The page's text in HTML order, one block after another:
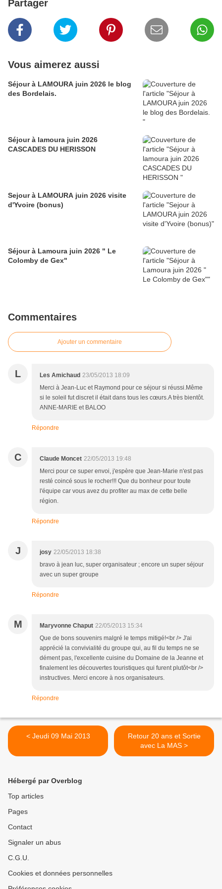
Partager
Vous aimerez aussi
Séjour à LAMOURA juin 2026 le blog
des Bordelais.
Séjour à lamoura juin 2026
CASCADES DU HERISSON
Sejour à LAMOURA juin 2026 visite
d'Yvoire (bonus)
Séjour à Lamoura juin 2026 " Le
Colomby de Gex"
Commentaires
Ajouter un commentaire
L Les Amichaud 23/05/2013 18:09
Merci à Jean-Luc et Raymond pour ce séjour si réussi.Même
si le soleil fut discret il était dans tous les cœurs.A très bientôt.
ANNE-MARIE et BALOO
Répondre
C Claude Moncet 22/05/2013 19:48
Merci pour ce super envoi, j'espère que Jean-Marie n'est pas
resté coincé sous le rocher!!! Que du bonheur pour toute
l'équipe car vous avez du profiter au max de cette belle
région.
Répondre
J josy 22/05/2013 18:38
bravo à jean luc, super organisateur ; encore un super séjour
avec un super groupe
Répondre
M Maryvonne Chaput 22/05/2013 15:34
Que de bons souvenirs malgré le temps mitigé!<br /> J'ai
apprécié la convivialité du groupe qui, au fil du temps ne se
dément pas, l'excellente cuisine du Domaine de la Jeanne et
finalement les découvertes touristiques qui furent plutôt<br />
instructives. Merci encore à nos organisateurs.
Répondre
< Jeudi 09 Mai 2013
Retour 20 ans et Sortie
avec La MAS >
Hébergé par Overblog
Top articles
Pages
Contact
Signaler un abus
C.G.U.
Cookies et données personnelles